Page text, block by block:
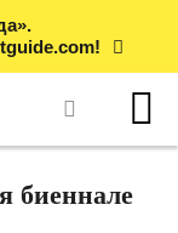
биеннале